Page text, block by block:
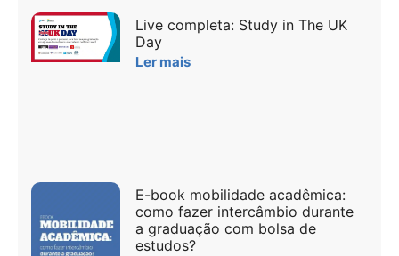
Live completa: Study in The UK
Day
Ler mais
E-book mobilidade acadêmica:
como fazer intercâmbio durante
a graduação com bolsa de
estudos?